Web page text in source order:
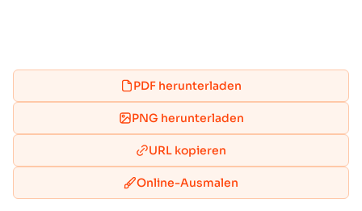
PDF herunterladen
PNG herunterladen
URL kopieren
Online-Ausmalen